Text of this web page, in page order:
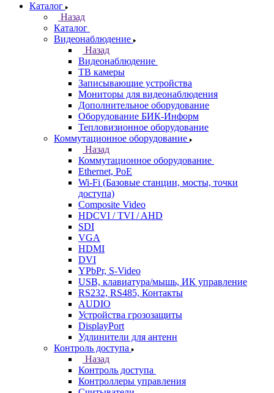
Каталог
Назад
Каталог
Видеонаблюдение
Назад
Видеонаблюдение
ТВ камеры
Записывающие устройства
Мониторы для видеонаблюдения
Дополнительное оборудование
Оборудование БИК-Информ
Тепловизионное оборудование
Коммутационное оборудование
Назад
Коммутационное оборудование
Ethernet, PoE
Wi-Fi (Базовые станции, мосты, точки
доступа)
Composite Video
HDCVI / TVI / AHD
SDI
VGA
HDMI
DVI
YPbPr, S-Video
USB, клавиатура/мышь, ИК управление
RS232, RS485, Контакты
AUDIO
Устройства грозозащиты
DisplayPort
Удлинители для антенн
Контроль доступа
Назад
Контроль доступа
Контроллеры управления